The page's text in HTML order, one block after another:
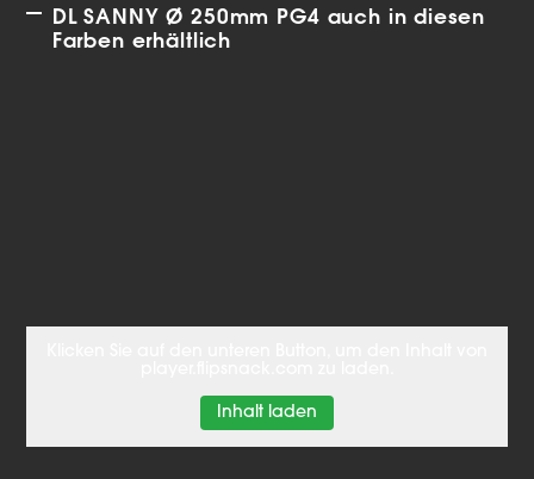
DL SANNY Ø 250mm PG4 auch in diesen
Farben erhältlich
Inhalt laden